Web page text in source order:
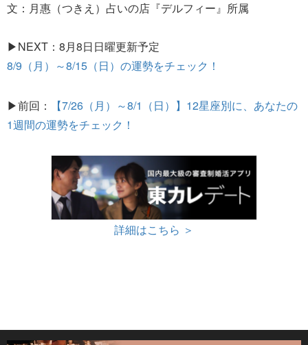
文：月惠（つきえ）占いの店『デルフィー』所属
▶NEXT：8月8日日曜更新予定
8/9（月）～8/15（日）の運勢をチェック！
▶前回：
【7/26（月）～8/1（日）】12星座別に、あなたの
1週間の運勢をチェック！
詳細はこちら ＞